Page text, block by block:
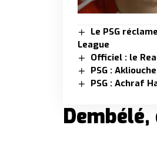
Le PSG
League
Officiel : le
PSG :
PSG : Achraf